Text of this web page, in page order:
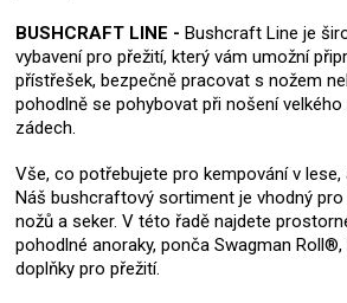
BUSHCRAFT LINE - Bushcraft Line je
vybavení pro přežití, který vám umožní
přístřešek, bezpečně pracovat s nožem
pohodlně se pohybovat při nošení
zádech.
Vše, co potřebujete pro kempování v lese,
Náš bushcraftový sortiment je vhodný
nožů a seker. V této řadě najdete
pohodlné anoraky, ponča Swagman
doplňky pro přežití.